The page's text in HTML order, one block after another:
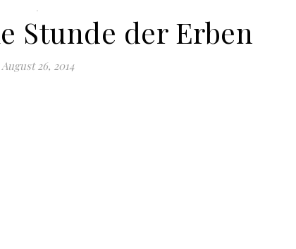
.
Stunde der Erben
August 26, 2014